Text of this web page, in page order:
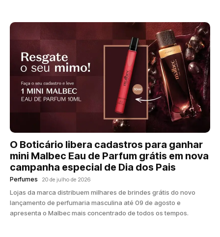
O Boticário libera cadastros para ganhar
mini Malbec Eau de Parfum grátis em nova
campanha especial de Dia dos Pais
Perfumes 20 de julho de 2026
Lojas da marca distribuem milhares de brindes grátis do novo
lançamento de perfumaria masculina até 09 de agosto e
apresenta o Malbec mais concentrado de todos os tempos.